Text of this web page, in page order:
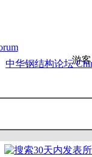
游
中华钢结构论坛